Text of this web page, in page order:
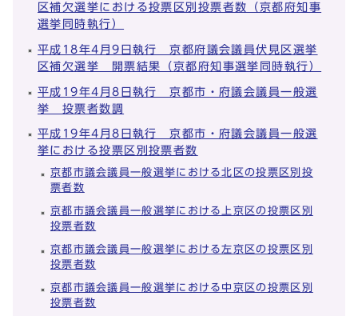
区補欠選挙における投票区別投票者数（京都府知事
選挙同時執行）
平成18年4月9日執行 京都府議会議員伏見区選挙
区補欠選挙 開票結果（京都府知事選挙同時執行）
平成19年4月8日執行 京都市・府議会議員一般選
挙 投票者数調
平成19年4月8日執行 京都市・府議会議員一般選
挙における投票区別投票者数
京都市議会議員一般選挙における北区の投票区別投
票者数
京都市議会議員一般選挙における上京区の投票区別
投票者数
京都市議会議員一般選挙における左京区の投票区別
投票者数
京都市議会議員一般選挙における中京区の投票区別
投票者数